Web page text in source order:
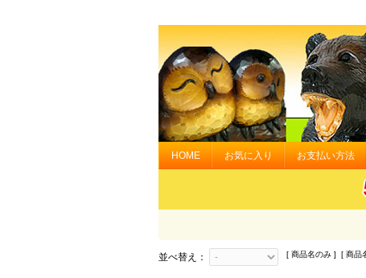
HOME お気に入り お支払い方法
並べ替え： [ 商品名のみ ] [ 商品